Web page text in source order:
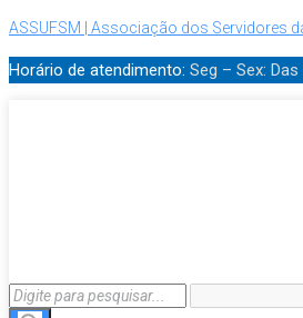
ASSUFSM | Associação dos Servidores
Horário de atendimento: Seg – Sex: